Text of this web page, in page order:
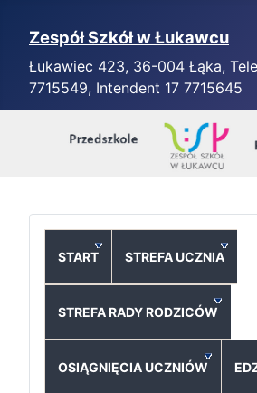
Zespół Szkół w Łukawcu
Łukawiec 423, 36-004 Łąka,
7715549, Intendent 17 7715645
START STREFA UCZNIA
STREFA RADY RODZICÓW
OSIĄGNIĘCIA UCZNIÓW